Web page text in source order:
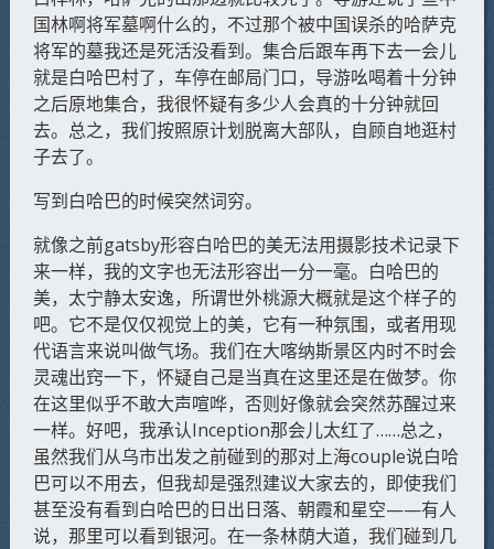
国林啊将军墓啊什么的，不过那个被中国误杀的哈萨克
将军的墓我还是死活没看到。集合后跟车再下去一会儿
就是白哈巴村了，车停在邮局门口，导游吆喝着十分钟
之后原地集合，我很怀疑有多少人会真的十分钟就回
去。总之，我们按照原计划脱离大部队，自顾自地逛村
子去了。
写到白哈巴的时候突然词穷。
就像之前gatsby形容白哈巴的美无法用摄影技术记录下
来一样，我的文字也无法形容出一分一毫。白哈巴的
美，太宁静太安逸，所谓世外桃源大概就是这个样子的
吧。它不是仅仅视觉上的美，它有一种氛围，或者用现
代语言来说叫做气场。我们在大喀纳斯景区内时不时会
灵魂出窍一下，怀疑自己是当真在这里还是在做梦。你
在这里似乎不敢大声喧哗，否则好像就会突然苏醒过来
一样。好吧，我承认Inception那会儿太红了……总之，
虽然我们从乌市出发之前碰到的那对上海couple说白哈
巴可以不用去，但我却是强烈建议大家去的，即使我们
甚至没有看到白哈巴的日出日落、朝霞和星空——有人
说，那里可以看到银河。在一条林荫大道，我们碰到几